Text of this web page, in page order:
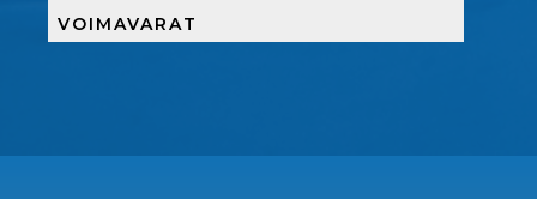
VOIMAVARAT